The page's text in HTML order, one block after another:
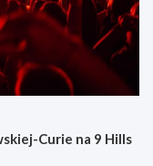
Curie na 9 Hills